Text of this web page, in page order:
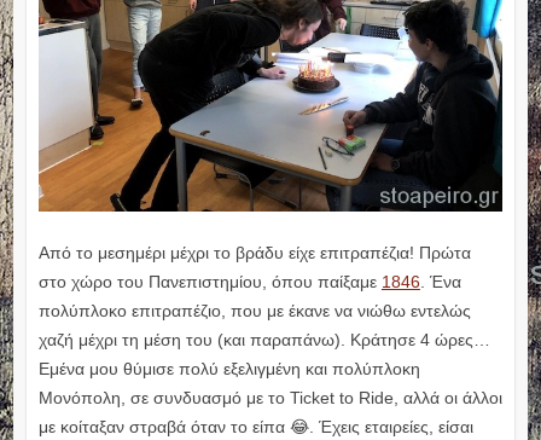
Από το μεσημέρι μέχρι το βράδυ είχε επιτραπέζια! Πρώτα
στο χώρο του Πανεπιστημίου, όπου παίξαμε 1846. Ένα
πολύπλοκο επιτραπέζιο, που με έκανε να νιώθω εντελώς
χαζή μέχρι τη μέση του (και παραπάνω). Κράτησε 4 ώρες…
Εμένα μου θύμισε πολύ εξελιγμένη και πολύπλοκη
Μονόπολη, σε συνδυασμό με το Ticket to Ride, αλλά οι άλλοι
με κοίταξαν στραβά όταν το είπα 😂. Έχεις εταιρείες, είσαι